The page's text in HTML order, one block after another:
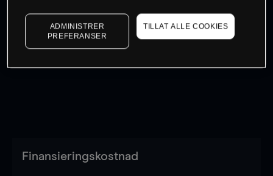
Kursene er veiledende.Log in
Finansieringskostnad
ADMINISTRER
PREFERANSER
TILLAT ALLE COOKIES